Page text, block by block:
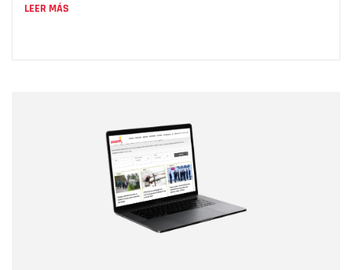
LEER MÁS
Correo electrónico
Tipo de comentario